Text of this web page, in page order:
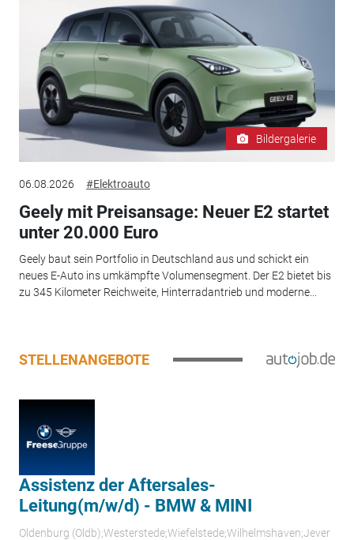
Bildergalerie
06.08.2026 #Elektroauto
Geely mit Preisansage: Neuer E2 startet
unter 20.000 Euro
Geely baut sein Portfolio in Deutschland aus und schickt ein
neues E-Auto ins umkämpfte Volumensegment. Der E2 bietet bis
zu 345 Kilometer Reichweite, Hinterradantrieb und moderne...
STELLENANGEBOTE
Assistenz der Aftersales-
Leitung(m/w/d) - BMW & MINI
Oldenburg (Oldb);Westerstede;Wiefelstede;Wilhelmshaven;Jever